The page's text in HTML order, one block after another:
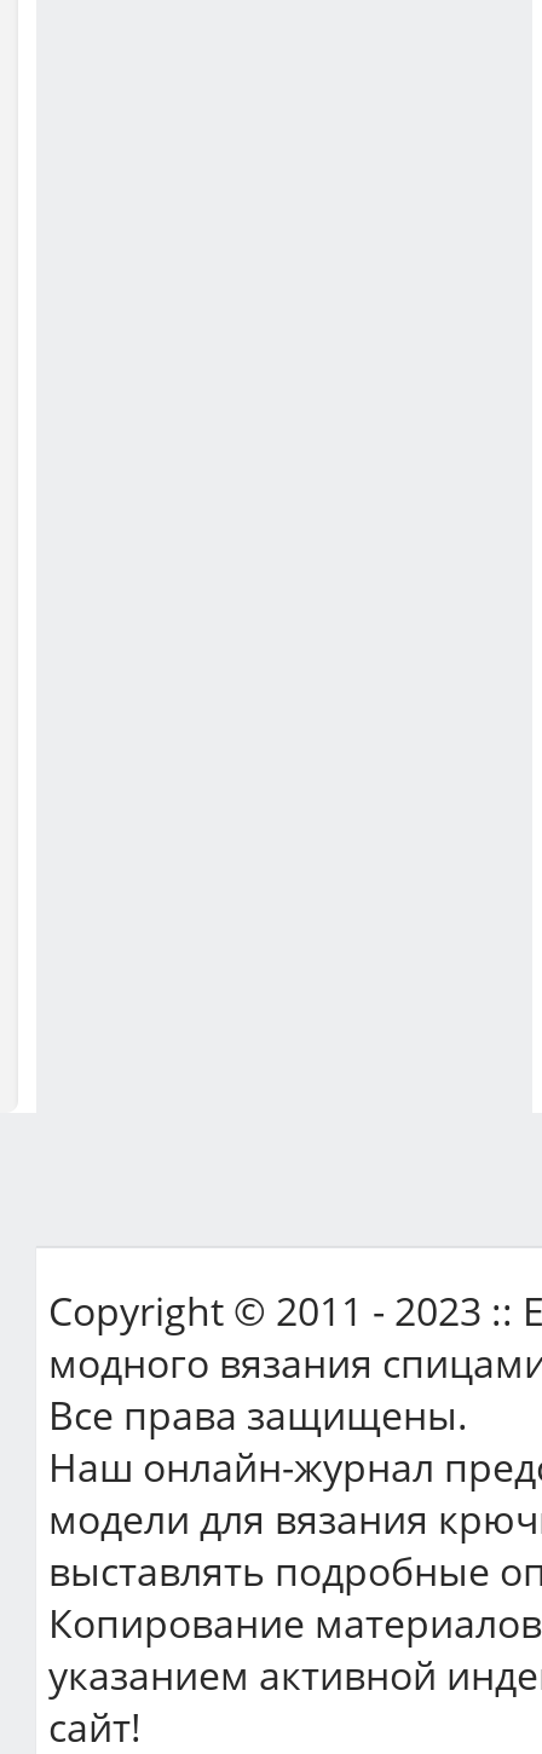
Copyright © 2011 - 2023 ::
модного вязания
Все права защищены.
Наш онлайн-журнал
модели для вязания
выставлять подробные
Копирование
указанием активной
сайт!